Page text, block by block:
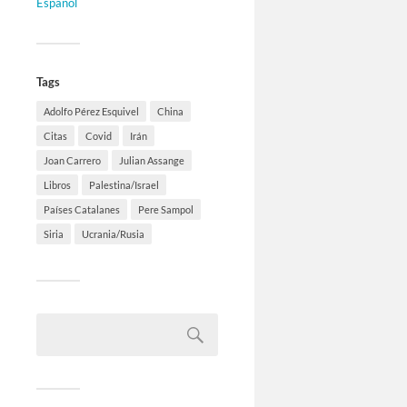
Tags
Adolfo Pérez Esquivel China
Citas Covid Irán
Joan Carrero Julian Assange
Libros Palestina/Israel
Países Catalanes Pere Sampol
Siria Ucrania/Rusia